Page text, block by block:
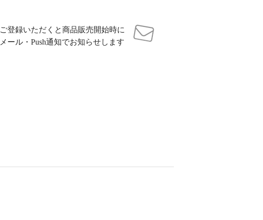
ご登録いただくと商品販売開始時に
メール・Push通知でお知らせします